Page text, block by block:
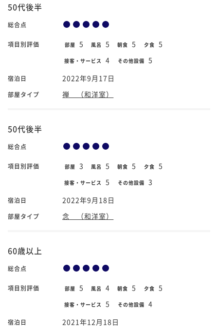
50代後半
総合点
項目別評価 部屋 5 風呂 5 朝食 5 夕食 5
接客・サービス 4 その他設備 5
宿泊日 2022年9月17日
部屋タイプ 禅 （和洋室）
50代後半
総合点
項目別評価 部屋 3 風呂 5 朝食 5 夕食 5
接客・サービス 5 その他設備 3
宿泊日 2022年9月18日
部屋タイプ 念 （和洋室）
60歳以上
総合点
項目別評価 部屋 5 風呂 4 朝食 5 夕食 5
接客・サービス 5 その他設備 4
宿泊日 2021年12月18日